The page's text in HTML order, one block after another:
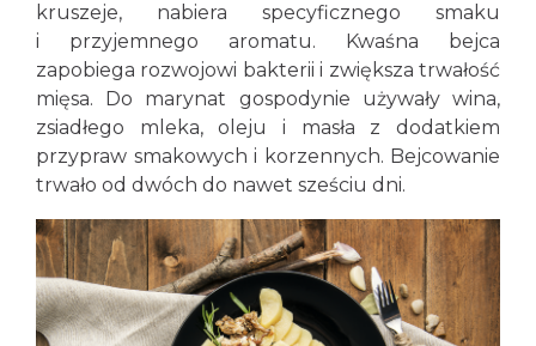
kruszeje, nabiera specyficznego smaku
i przyjemnego aromatu. Kwaśna bejca
zapobiega rozwojowi bakterii i zwiększa trwałość
mięsa. Do marynat gospodynie używały wina,
zsiadłego mleka, oleju i masła z dodatkiem
przypraw smakowych i korzennych. Bejcowanie
trwało od dwóch do nawet sześciu dni.